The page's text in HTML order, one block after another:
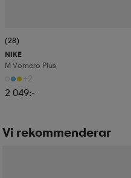
(28)
NIKE
M Vomero Plus
+2
2 049:-
Vi rekommenderar